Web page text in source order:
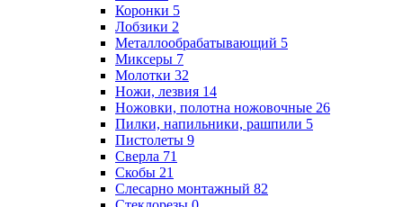
Коронки 5
Лобзики 2
Металлообрабатывающий 5
Миксеры 7
Молотки 32
Ножи, лезвия 14
Ножовки, полотна ножовочные 26
Пилки, напильники, рашпили 5
Пистолеты 9
Сверла 71
Скобы 21
Слесарно монтажный 82